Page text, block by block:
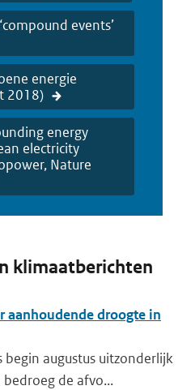
events’
energie
2018)
energy
electricity
Nature
klimaatberichten
aanhoudende droogte in
augustus uitzonderlijk
bedroeg de afvo...